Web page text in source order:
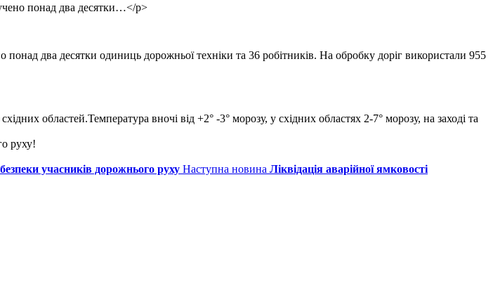
понад два десятки…</p>
два десятки одиниць дорожньої техніки та 36 робітників. На обробку доріг використали 955
областей.Температура вночі від +2° -3° морозу, у східних областях 2-7° морозу, на заході та
руху!
учасників дорожнього руху Наступна новина Ліквідація аварійної ямковості